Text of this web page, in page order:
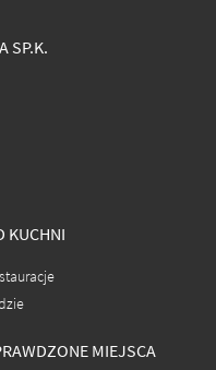
SP.K.
KUCHNI
MIEJSCA